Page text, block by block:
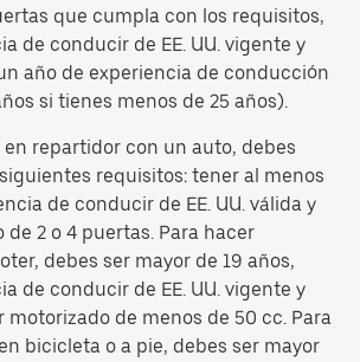
que cumpla con los requisitos,
de conducir de EE. UU. vigente y
año de experiencia de conducción
si tienes menos de 25 años).
repartidor con un auto, debes
requisitos: tener al menos
de conducir de EE. UU. válida y
2 o 4 puertas. Para hacer
debes ser mayor de 19 años,
de conducir de EE. UU. vigente y
de menos de 50 cc. Para
bicicleta o a pie, debes ser mayor